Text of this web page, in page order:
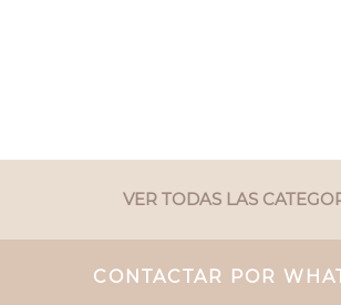
VER TODAS LAS
CONTACTAR POR